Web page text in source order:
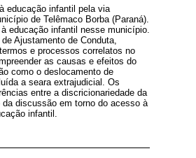
educação infantil pela via
de Telêmaco Borba (Paraná).
educação infantil nesse município.
Ajustamento de Conduta,
e processos correlatos no
as causas e efeitos do
como o deslocamento de
a seara extrajudicial. Os
entre a discricionariedade da
discussão em torno do acesso à
infantil.